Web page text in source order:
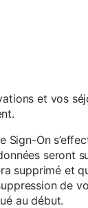
et vos
Sign-On
seront
supprimé et
de
au début.